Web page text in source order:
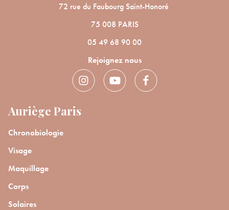
72 rue du Faubourg Saint-Honoré
75 008 PARIS
05 49 68 90 00
Rejoignez nous
Auriège Paris
Chronobiologie
Visage
Maquillage
Corps
Solaires